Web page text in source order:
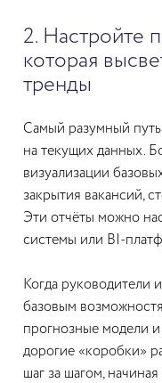
2. Настройте
которая
тренды
Самый разумный путь
на текущих данных.
визуализации
закрытия вакансий,
Эти отчёты можно
системы или BI-
Когда руководители
базовым
прогнозные модели
дорогие «коробки»
шаг за шагом,